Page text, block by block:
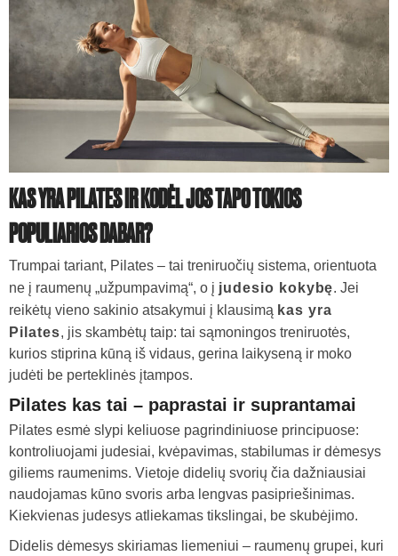
KAS YRA PILATES IR KODĖL JOS TAPO TOKIOS
POPULIARIOS DABAR?
Trumpai tariant, Pilates – tai treniruočių sistema, orientuota
ne į raumenų „užpumpavimą“, o į judesio kokybę. Jei
reikėtų vieno sakinio atsakymui į klausimą kas yra
Pilates, jis skambėtų taip: tai sąmoningos treniruotės,
kurios stiprina kūną iš vidaus, gerina laikyseną ir moko
judėti be perteklinės įtampos.
Pilates kas tai – paprastai ir suprantamai
Pilates esmė slypi keliuose pagrindiniuose principuose:
kontroliuojami judesiai, kvėpavimas, stabilumas ir dėmesys
giliems raumenims. Vietoje didelių svorių čia dažniausiai
naudojamas kūno svoris arba lengvas pasipriešinimas.
Kiekvienas judesys atliekamas tikslingai, be skubėjimo.
Didelis dėmesys skiriamas liemeniui – raumenų grupei, kuri